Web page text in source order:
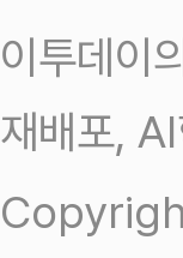
이투데이
재배포,